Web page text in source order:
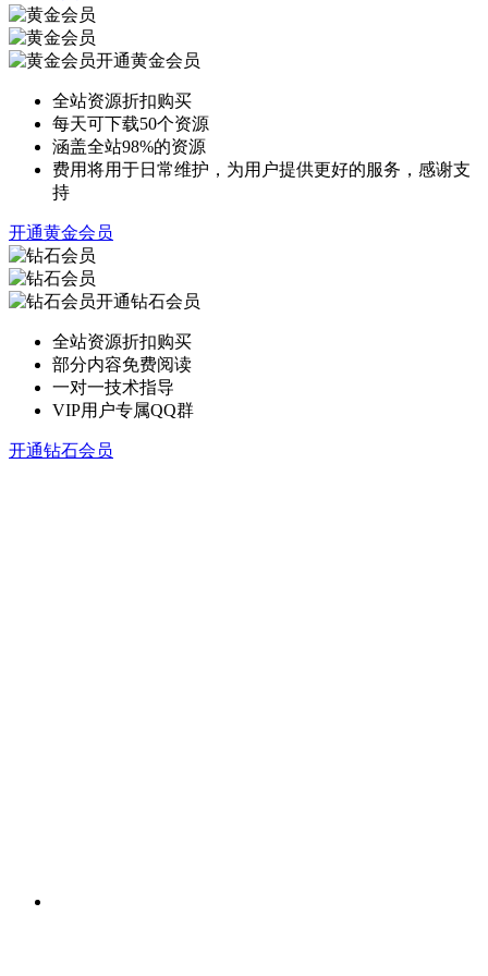
开通黄金会员
全站资源折扣购买
每天可下载50个资源
涵盖全站98%的资源
费用将用于日常维护，为用户提供更好的服务，感谢支
持
开通黄金会员
开通钻石会员
全站资源折扣购买
部分内容免费阅读
一对一技术指导
VIP用户专属QQ群
开通钻石会员